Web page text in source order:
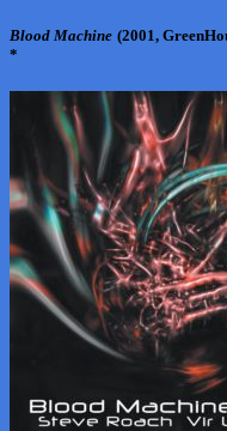
Blood Machine (2001,
*